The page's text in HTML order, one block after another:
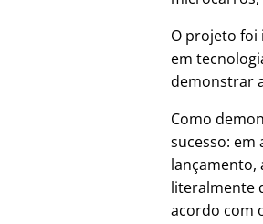
O projeto foi
em
demonstrar
Como
sucesso: em
lançamento,
literalmente
acordo com